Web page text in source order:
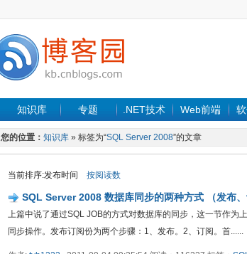
知识库 专题 .NET技术 Web前端
您的位置： 知识库 » 标签为“SQL Server 2008”的文章
当前排序:发布时间 按阅读数
SQL Server 2008 数据库同步的两种方式 （发布、
上篇中说了通过SQL JOB的方式对数据库的同步，这一节作为
同步操作。发布订阅份为两个步骤：1、发布。2、订阅。首......